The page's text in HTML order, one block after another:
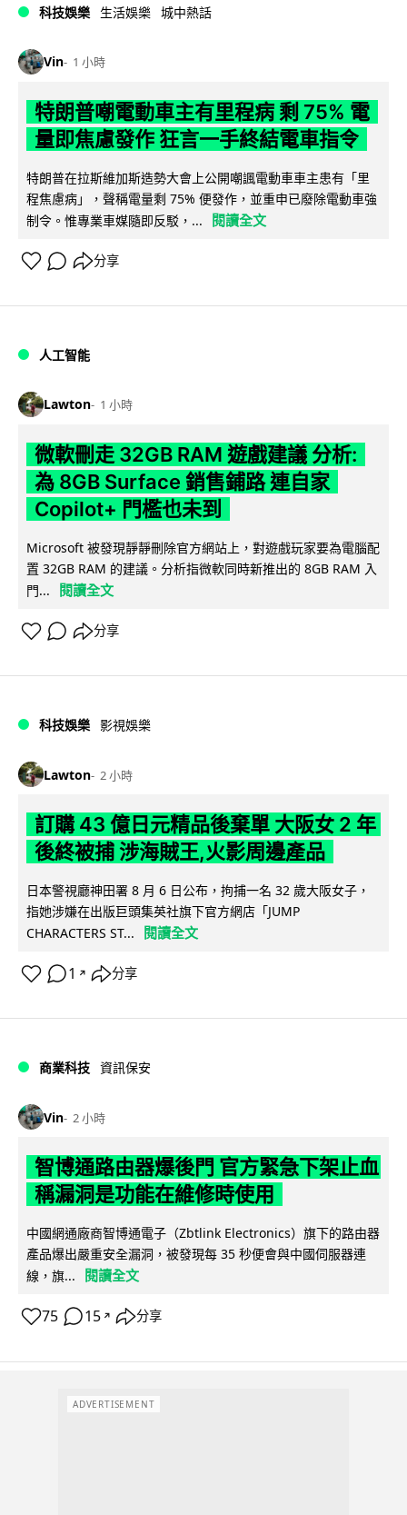
科技娛樂 生活娛樂 城中熱話
Vin 1 小時
特朗普嘲電動車主有里程病 剩 75% 電
量即焦慮發作 狂言一手終結電車指令
特朗普在拉斯維加斯造勢大會上公開嘲諷電動車車主患有「里
程焦慮病」，聲稱電量剩 75% 便發作，並重申已廢除電動車強
制令。惟專業車媒隨即反駁，...
閱讀全文
分享
人工智能
Lawton 1 小時
微軟刪走 32GB RAM 遊戲建議 分析:
為 8GB Surface 銷售鋪路 連自家
Copilot+ 門檻也未到
Microsoft 被發現靜靜刪除官方網站上，對遊戲玩家要為電腦配
置 32GB RAM 的建議。分析指微軟同時新推出的 8GB RAM 入
門...
閱讀全文
分享
科技娛樂 影視娛樂
Lawton 2 小時
訂購 43 億日元精品後棄單 大阪女 2 年
後終被捕 涉海賊王,火影周邊產品
日本警視廳神田署 8 月 6 日公布，拘捕一名 32 歲大阪女子，
指她涉嫌在出版巨頭集英社旗下官方網店「JUMP
CHARACTERS ST...
閱讀全文
1 ↗ 分享
商業科技 資訊保安
Vin 2 小時
智博通路由器爆後門 官方緊急下架止血
稱漏洞是功能在維修時使用
中國網通廠商智博通電子（Zbtlink Electronics）旗下的路由器
產品爆出嚴重安全漏洞，被發現每 35 秒便會與中國伺服器連
線，旗...
閱讀全文
75 15 ↗ 分享
ADVERTISEMENT